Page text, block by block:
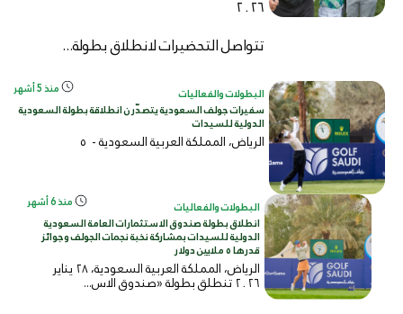
٢٠٢٦
تتواصل التحضيرات لانطلاق بطولة...
البطولات والفعاليات منذ 5 أشهر
سفيرات جولف السعودية يتصدّرن انطلاقة بطولة السعودية
الدولية للسيدات
الرياض، المملكة العربية السعودية - ٥
البطولات والفعاليات منذ 6 أشهر
انطلاق بطولة صندوق الاستثمارات العامة السعودية
الدولية للسيدات بمشاركة نخبة نجمات الجولف وجوائز
قدرها ٥ ملايين دولار
الرياض، المملكة العربية السعودية، ٢٨ يناير
٢٠٢٦ تنطلق بطولة «صندوق الاس...